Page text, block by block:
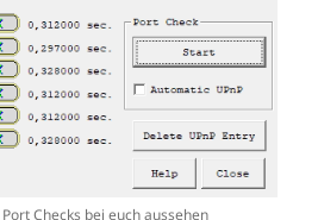
Checks bei euch aussehen